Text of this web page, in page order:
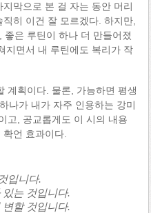
막으로 본 걸 자는 동안 머리
히 이건 잘 모르겠다. 하지만,
은 루틴이 하나 더 만들어졌
지면서 내 루틴에도 복리가 작
계획이다. 물론, 가능하면 평생
나가 내가 자주 인용하는 강미
고, 공교롭게도 이 시의 내용
언 효과이다.
입니다.
는 것입니다.
할 것입니다.